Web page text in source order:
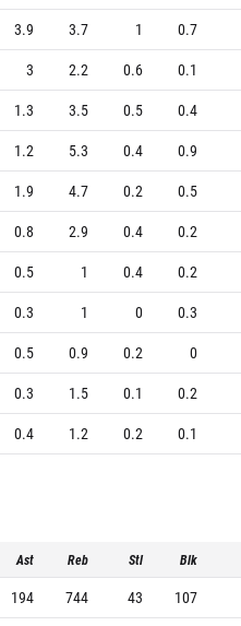
3.9 3.7 1 0.7
3 2.2 0.6 0.1
1.3 3.5 0.5 0.4
1.2 5.3 0.4 0.9
1.9 4.7 0.2 0.5
0.8 2.9 0.4 0.2
0.5 1 0.4 0.2
0.3 1 0 0.3
0.5 0.9 0.2 0
0.3 1.5 0.1 0.2
0.4 1.2 0.2 0.1
Ast Reb Stl Blk
194 744 43 107